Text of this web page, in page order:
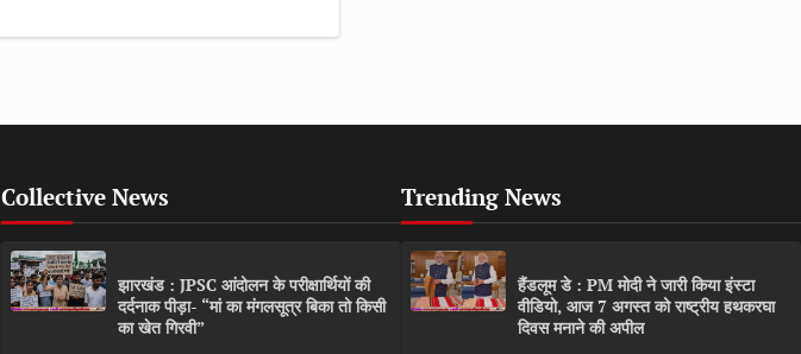
Collective News
झारखंड : JPSC आंदोलन के परीक्षार्थियों की
दर्दनाक पीड़ा- “मां का मंगलसूत्र बिका तो किसी
का खेत गिरवी”
Trending News
हैंडलूम डे : PM मोदी ने जारी किया इंस्टा
वीडियो, आज 7 अगस्त को राष्ट्रीय हथकरघा
दिवस मनाने की अपील